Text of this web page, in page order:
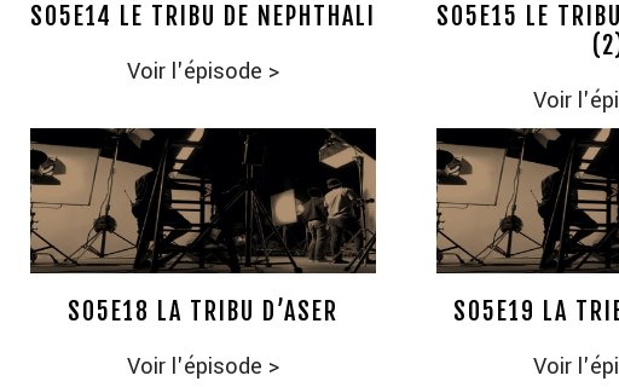
S05E14 LE TRIBU DE NEPHTHALI
Voir l'épisode >
SO5E15 LE
Voir
S05E18 LA TRIBU D’ASER
Voir l'épisode >
S05E19 LA
Voir